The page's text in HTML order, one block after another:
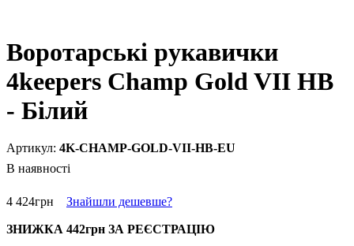
Воротарські рукавички
4keepers Champ Gold VII HB
- Білий
4K-CHAMP-GOLD-VII-HB-EU
В наявності
4 424грн Знайшли дешевше?
ЗНИЖКА 442грн ЗА РЕЄСТРАЦІЮ